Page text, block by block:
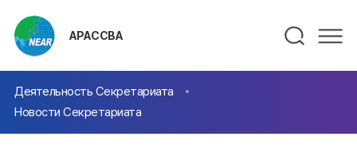
АРАССВА
Деятельность Секретариата
Новости Секретариата